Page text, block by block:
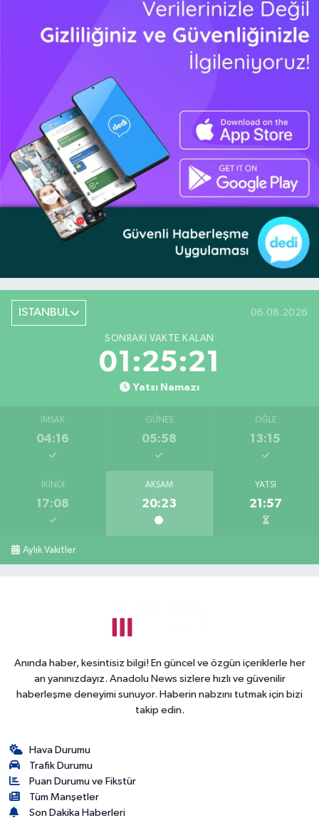
İSTANBUL 06.08.2026
SONRAKI VAKTE KALAN
01:25:20
Yatsı Namazı
İMSAK
04:16
GÜNEŞ
05:58
ÖĞLE
13:15
İKINDI
17:08
AKŞAM
20:23
YATSI
21:57
Aylık Vakitler
Anında haber, kesintisiz bilgi! En güncel ve özgün içeriklerle her
an yanınızdayız. Anadolu News sizlere hızlı ve güvenilir
haberleşme deneyimi sunuyor. Haberin nabzını tutmak için bizi
takip edin.
Hava Durumu
Trafik Durumu
Puan Durumu ve Fikstür
Tüm Manşetler
Son Dakika Haberleri